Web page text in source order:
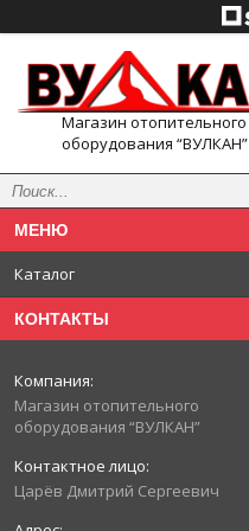
Магазин отопительного
оборудования “ВУЛКАН”
Каталог
КОНТАКТЫ
Магазин отопительного
оборудования “ВУЛКАН”
Царёв Дмитрий Сергеевич